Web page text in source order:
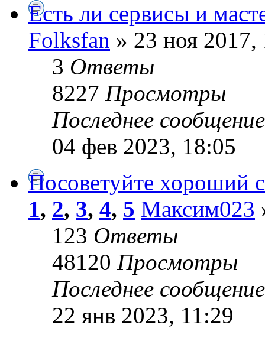
Есть ли сервисы и
Folksfan » 23 ноя 2017,
3 Ответы
8227 Просмотры
Последнее
04 фев 2023, 18:05
Посоветуйте хороший
1, 2, 3, 4, 5 Максим023
123 Ответы
48120 Просмотры
Последнее
22 янв 2023, 11:29